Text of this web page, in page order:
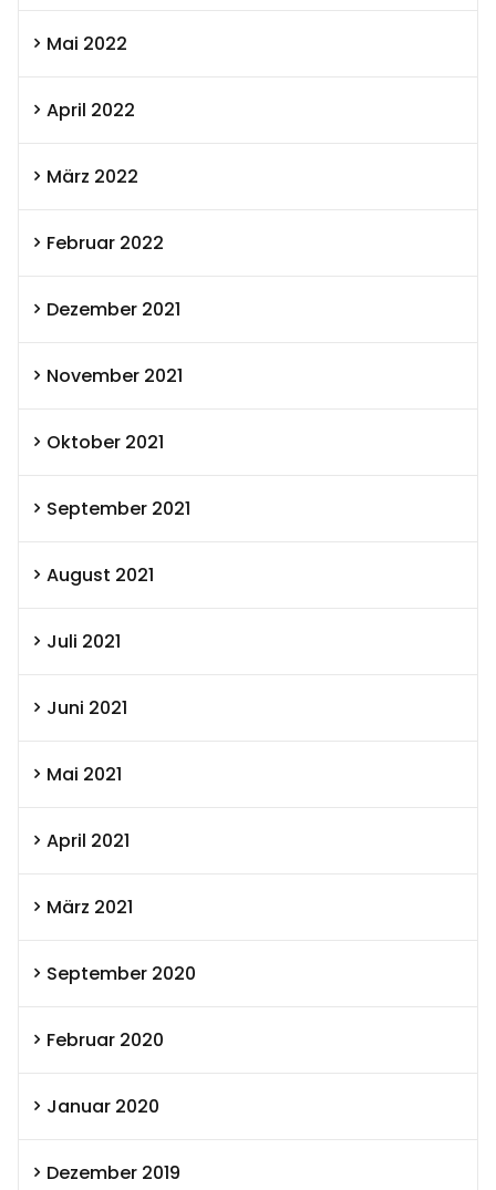
Mai 2022
April 2022
März 2022
Februar 2022
Dezember 2021
November 2021
Oktober 2021
September 2021
August 2021
Juli 2021
Juni 2021
Mai 2021
April 2021
März 2021
September 2020
Februar 2020
Januar 2020
Dezember 2019